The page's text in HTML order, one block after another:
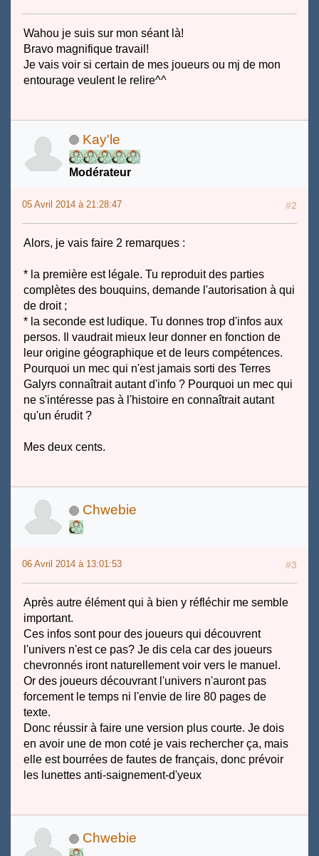
Wahou je suis sur mon séant là!
Bravo magnifique travail!
Je vais voir si certain de mes joueurs ou mj de mon
entourage veulent le relire^^
Kay'le
Modérateur
05 Avril 2014 à 21:28:47 #2
Alors, je vais faire 2 remarques :
* la première est légale. Tu reproduit des parties
complètes des bouquins, demande l'autorisation à qui
de droit ;
* la seconde est ludique. Tu donnes trop d'infos aux
persos. Il vaudrait mieux leur donner en fonction de
leur origine géographique et de leurs compétences.
Pourquoi un mec qui n'est jamais sorti des Terres
Galyrs connaîtrait autant d'info ? Pourquoi un mec qui
ne s'intéresse pas à l'histoire en connaîtrait autant
qu'un érudit ?
Mes deux cents.
Chwebie
06 Avril 2014 à 13:01:53 #3
Après autre élément qui à bien y réfléchir me semble
important.
Ces infos sont pour des joueurs qui découvrent
l'univers n'est ce pas? Je dis cela car des joueurs
chevronnés iront naturellement voir vers le manuel.
Or des joueurs découvrant l'univers n'auront pas
forcement le temps ni l'envie de lire 80 pages de
texte.
Donc réussir à faire une version plus courte. Je dois
en avoir une de mon coté je vais rechercher ça, mais
elle est bourrées de fautes de français, donc prévoir
les lunettes anti-saignement-d'yeux
Chwebie